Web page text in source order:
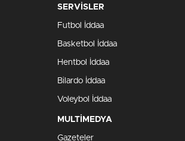
SERVİSLER
Futbol İddaa
Basketbol İddaa
Hentbol İddaa
Bilardo İddaa
Voleybol İddaa
MULTİMEDYA
Gazeteler